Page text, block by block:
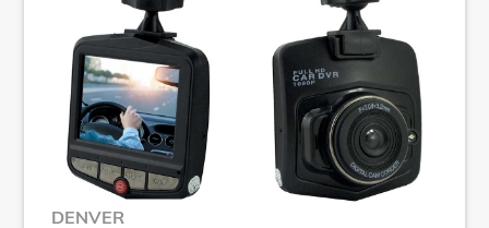
DENVER